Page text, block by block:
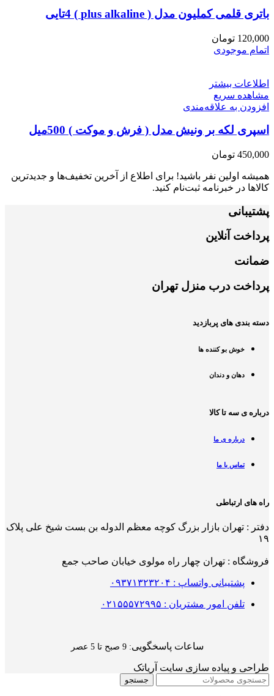
باتری قلمی کملیون مدل ( plus alkaline ) 4تایی
120,000 تومان
اتمام موجودی
اطلاعات بیشتر
مشاهده سریع
افزودن به علاقه‌مندی
اسپری لکه بر ونیش مدل ( فرش و موکت ) 500میل
450,000 تومان
همیشه اولین نفر باشید! برای اطلاع از آخرین تخفیف‌ها و جدیدترین
کالاها در خبرنامه ثبت‌نام کنید.
پشتیبانی
پرداخت آنلاین
ضمانت
پرداخت درب منزل تهران
دسته بندی های پربازدید
خوش بو کننده ها
دهان و دندان
درباره ی سه تا کالا
درباره ی ما
تماس با ما
راه های ارتباطی
دفتر : تهران بازار بزرگ کوچه معظم الدوله بن بست شیخ علی پلاک
۱۹
فروشگاه : تهران چهار راه مولوی خیابان صاحب جمع
پشتیبانی واتساپ : ۰۹۳۷۱۳۲۳۲۰۴
تلفن امور مشتریان : ۰۲۱۵۵۵۷۲۹۹۵
ساعات پاسخگویی: 9 صبح تا 5 عصر
طراحی و پیاده سازی سایت آریاتک
جستجو